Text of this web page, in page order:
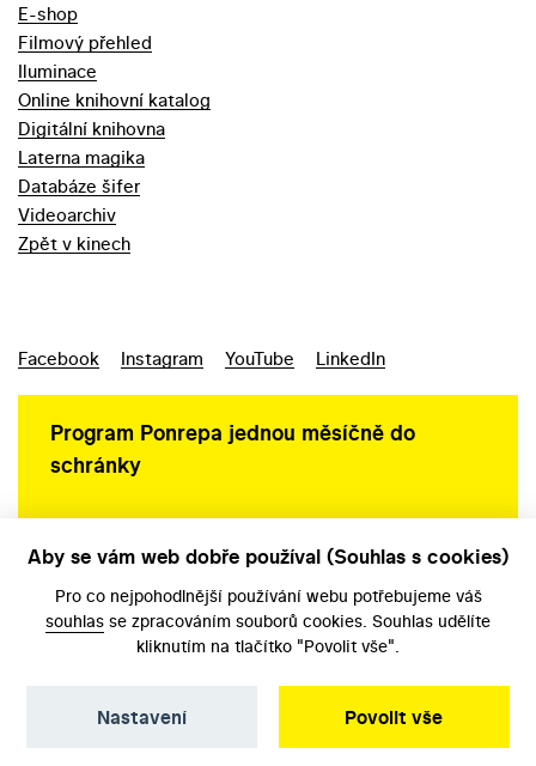
E-shop
Filmový přehled
Iluminace
Online knihovní katalog
Digitální knihovna
Laterna magika
Databáze šifer
Videoarchiv
Zpět v kinech
Facebook Instagram YouTube LinkedIn
Program Ponrepa jednou měsíčně do
schránky
Aby se vám web dobře používal (Souhlas s cookies)
Pro co nejpohodlnější používání webu potřebujeme váš
souhlas se zpracováním souborů cookies. Souhlas udělíte
kliknutím na tlačítko "Povolit vše".
Povolit vše
Nastavení